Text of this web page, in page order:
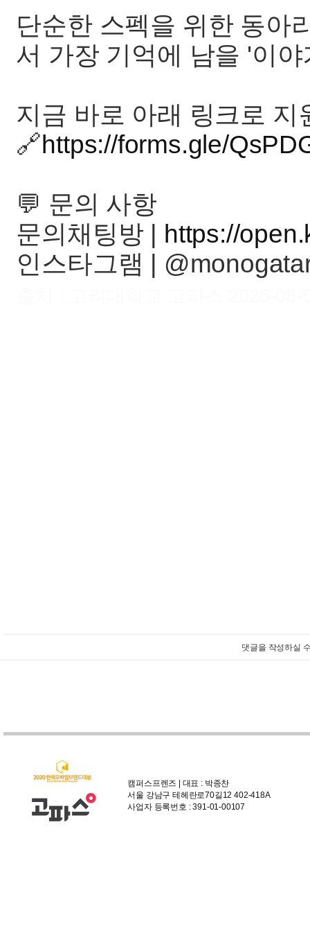
단순한 스펙을 위한 동아
서 가장 기억에 남을 '이
지금 바로 아래 링크로 지
🔗https://forms.gle/
💬 문의 사항
문의채팅방 |
https://
인스타그램 |
댓글을 작성하실
캠퍼스프렌즈 | 대표 : 박종찬
서울 강남구 테헤란로70길12 402-418A
사업자 등록번호 : 391-01-00107